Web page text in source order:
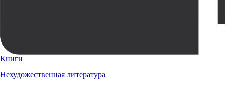
Книги
Нехудожественная литература